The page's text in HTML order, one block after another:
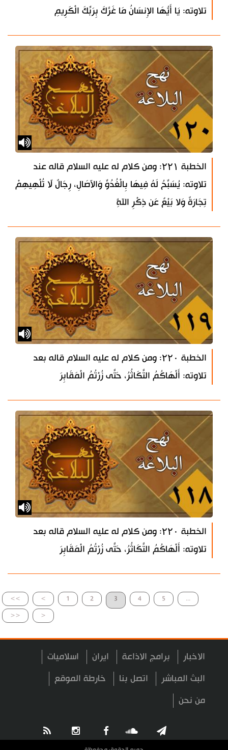
تلاوته: يَا أَيُّهَا الإِنسَانُ مَا غَرَّكَ بِرَبِّكَ الْكَرِيمِ
الخطبة ۲۲۱: ومن كلام له عليه السلام قاله عند
تلاوته: يُسَبِّحُ لَهُ فِيهَا بِالْغُدُوِّ وَالآصَالِ، رِجَالٌ لّا تُلْهِيهِمْ
تِجَارَةٌ وَلا بَيْعٌ عَن ذِكْرِ اللَّهِ
الخطبة ۲۲۰: ومن كلام له عليه السلام قاله بعد
تلاوته: أَلْهَاكُمُ التَّكَاثُرُ، حَتَّى زُرْتُمُ الْمَقَابِرَ
الخطبة ۲۲۰: ومن كلام له عليه السلام قاله بعد
تلاوته: أَلْهَاكُمُ التَّكَاثُرُ، حَتَّى زُرْتُمُ الْمَقَابِرَ
>> > 1 2 3 4 5 ...
<
<<
الاخبار برامج الاذاعة ايران اسلاميات
البث المباشر اتصل بنا خارطة الموقع
من نحن